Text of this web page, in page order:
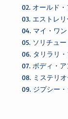
02. オールド
03. エストレ
04. マイ・ワ
05. ソリチュー
06. タリラリ
07. ボディ・
08. ミステリオ
09. ジプシー